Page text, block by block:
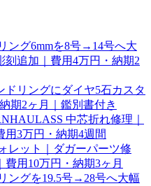
ング6mmを8号→14号へ大
追加｜費用4万円・納期2
ドリングにダイヤ5石カスタ
期2ヶ月｜鑑別書付き
中芯折れ修理｜
3万円・納期4週間
レット｜ダガーパーツ修
用10万円・納期3ヶ月
ングを19.5号→28号へ大幅